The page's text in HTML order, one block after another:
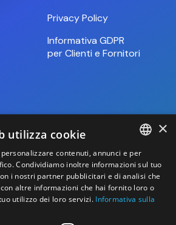
Privacy Policy
Informativa GDPR
per Clienti e Fornitori
B
ITALIAN
ENGLISH
×
utilizza cookie
contenuti, annunci e per
Condividiamo inoltre informazioni sul tuo
i nostri partner pubblicitari e di analisi che
altre informazioni che hai fornito loro o
utilizzo dei loro servizi. Informativa sulla